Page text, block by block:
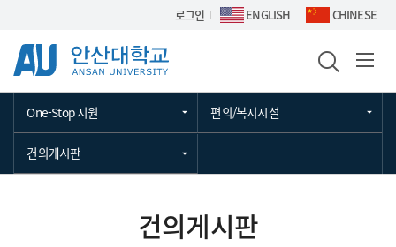
Skip Menu로그인 ENGLISH CHINESE
One-Stop 지원 편의/복지시설
건의게시판
건의게시판